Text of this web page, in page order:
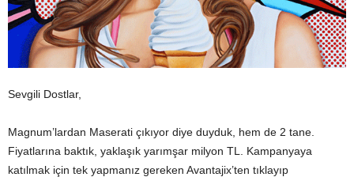
Sevgili Dostlar,
Magnum’lardan Maserati çıkıyor diye duyduk, hem de 2 tane.
Fiyatlarına baktık, yaklaşık yarımşar milyon TL. Kampanyaya
katılmak için tek yapmanız gereken Avantajix’ten tıklayıp